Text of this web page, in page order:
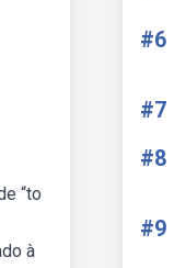
“to
à
#6
#7
#8
#9